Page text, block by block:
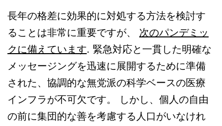
長年の格差に効果的に対処する方法を検討す
ることは非常に重要ですが、 次のパンデミッ
クに備えています. 緊急対応と一貫した明確な
メッセージングを迅速に展開するために準備
された、協調的な無党派の科学ベースの医療
インフラが不可欠です。 しかし、個人の自由
の前に集団的な善を考慮する人口がいなけれ